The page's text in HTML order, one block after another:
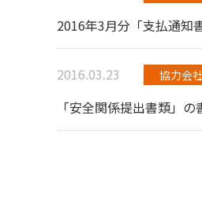
2016年3月分「支払通知
2016.03.23 協力会
「安全関係提出書類」